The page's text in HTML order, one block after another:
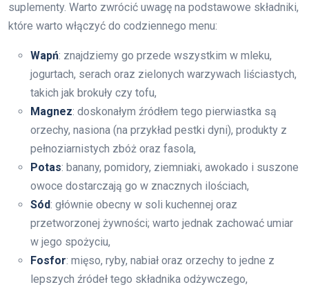
suplementy. Warto zwrócić uwagę na podstawowe składniki,
które warto włączyć do codziennego menu:
Wapń: znajdziemy go przede wszystkim w mleku,
jogurtach, serach oraz zielonych warzywach liściastych,
takich jak brokuły czy tofu,
Magnez: doskonałym źródłem tego pierwiastka są
orzechy, nasiona (na przykład pestki dyni), produkty z
pełnoziarnistych zbóż oraz fasola,
Potas: banany, pomidory, ziemniaki, awokado i suszone
owoce dostarczają go w znacznych ilościach,
Sód: głównie obecny w soli kuchennej oraz
przetworzonej żywności; warto jednak zachować umiar
w jego spożyciu,
Fosfor: mięso, ryby, nabiał oraz orzechy to jedne z
lepszych źródeł tego składnika odżywczego,